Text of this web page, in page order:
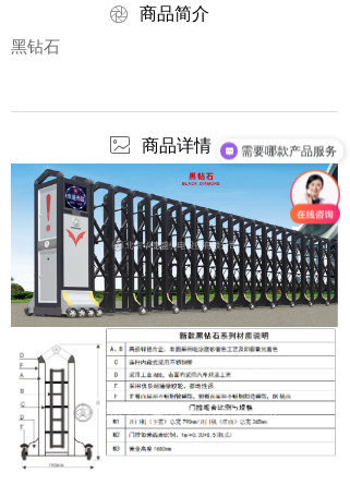
商品简介
黑钻石
商品详情
ꁵ
ꂈ 需要哪款产品服务